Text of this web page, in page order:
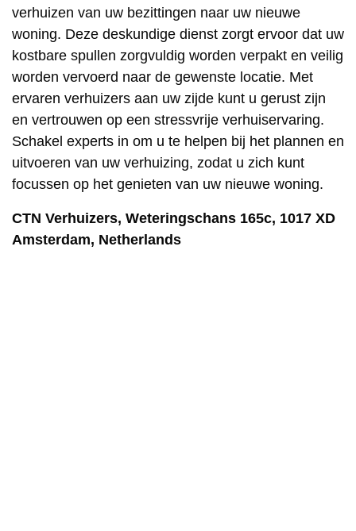
verhuizen van uw bezittingen naar uw nieuwe
woning. Deze deskundige dienst zorgt ervoor dat uw
kostbare spullen zorgvuldig worden verpakt en veilig
worden vervoerd naar de gewenste locatie. Met
ervaren verhuizers aan uw zijde kunt u gerust zijn
en vertrouwen op een stressvrije verhuiservaring.
Schakel experts in om u te helpen bij het plannen en
uitvoeren van uw verhuizing, zodat u zich kunt
focussen op het genieten van uw nieuwe woning.
CTN Verhuizers, Weteringschans 165c, 1017 XD
Amsterdam, Netherlands